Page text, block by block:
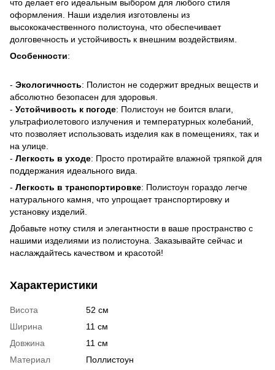
что делает его идеальным выбором для любого стиля
оформления. Наши изделия изготовлены из
высококачественного полистоуна, что обеспечивает
долговечность и устойчивость к внешним воздействиям.
Особенности:
- Экологичность: Полистон не содержит вредных веществ и
абсолютно безопасен для здоровья.
- Устойчивость к погоде: Полистоун не боится влаги,
ультрафиолетового излучения и температурных колебаний,
что позволяет использовать изделия как в помещениях, так и
на улице.
- Легкость в уходе: Просто протирайте влажной тряпкой для
поддержания идеального вида.
- Легкость в транспортировке: Полистоун гораздо легче
натурального камня, что упрощает транспортировку и
установку изделий.
Добавьте нотку стиля и элегантности в ваше пространство с
нашими изделиями из полистоуна. Заказывайте сейчас и
наслаждайтесь качеством и красотой!
Характеристики
Висота
52 см
Ширина
11 см
Довжина
11 см
Материал
Поллистоун